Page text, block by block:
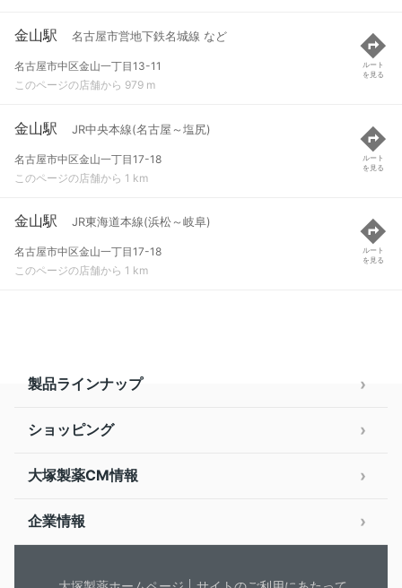
金山駅 名古屋市営地下鉄名城線 など
名古屋市中区金山一丁目13-11
このページの店舗から 979 m
ルート
を見る
金山駅 JR中央本線(名古屋～塩尻)
名古屋市中区金山一丁目17-18
このページの店舗から 1 km
ルート
を見る
金山駅 JR東海道本線(浜松～岐阜)
名古屋市中区金山一丁目17-18
このページの店舗から 1 km
ルート
を見る
製品ラインナップ
ショッピング
大塚製薬CM情報
企業情報